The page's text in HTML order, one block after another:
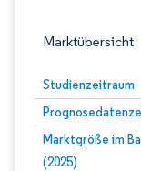
Marktübersicht
Studienzeitraum
Marktgröße im
(2025)